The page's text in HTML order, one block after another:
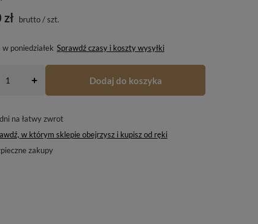
w poniedziałek Sprawdź czasy i koszty wysyłki
brutto/szt.
+ Dodaj do koszyka
dni na łatwy zwrot
w którym sklepie obejrzysz i kupisz od ręki
zakupy